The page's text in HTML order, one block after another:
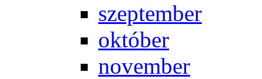
szep­tem­ber
ok­tó­ber
no­vem­ber